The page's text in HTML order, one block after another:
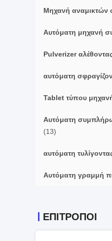
Μηχανή αναμικτών
Αυτόματη μηχανή
Pulverizer
αυτόματη
Tablet τύπου
Αυτόματη
(13)
αυτόματη
Αυτόματη γραμμή
ΕΠΙΤΡΟΠΟΙ